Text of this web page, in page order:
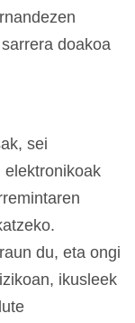
doakoa
sei
elektronikoak
du, eta ongi
ikusleek